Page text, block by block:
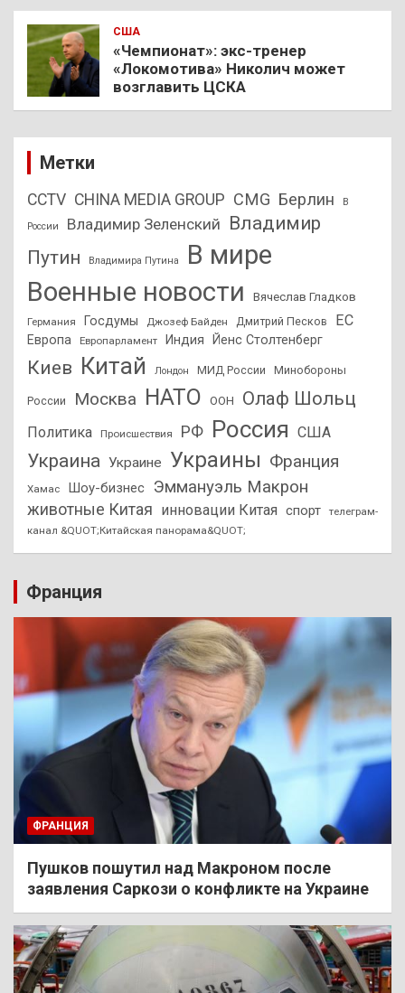
США
«Чемпионат»: экс-тренер
«Локомотива» Николич может
возглавить ЦСКА
Метки
CCTV CHINA MEDIA GROUP CMG Берлин В
России Владимир Зеленский Владимир
Путин
Владимира Путина
В мире
Военные новости
Вячеслав Гладков
Германия Госдумы Джозеф Байден Дмитрий Песков ЕС
Европа Европарламент Индия Йенс Столтенберг
Киев Китай Лондон МИД России Минобороны
России Москва НАТО ООН Олаф Шольц
Политика Происшествия РФ Россия США
Украина Украине Украины Франция
Хамас Шоу-бизнес Эммануэль Макрон
животные Китая инновации Китая спорт
телеграм-
канал &QUOT;Китайская панорама&QUOT;
Франция
ФРАНЦИЯ
Пушков пошутил над Макроном после
заявления Саркози о конфликте на Украине